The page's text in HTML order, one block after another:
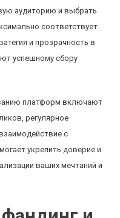
аудиторию и выбрать
соответствует
и прозрачность в
успешному сбору
платформ включают
регулярное
с
укрепить доверие и
ваших мечтаний и